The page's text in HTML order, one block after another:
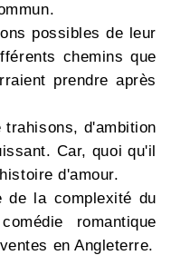
possibles de leur
chemins que
prendre après
d'ambition
Car, quoi qu'il
d'amour.
de la complexité du
romantique
en Angleterre.